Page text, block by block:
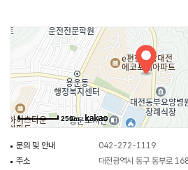
1호선 판암역을 이용할 수 있다. 주변에는 대전
세천공원 등이 있다.
250m
문의 및 안내
042-272-1119
주소
대전광역시 동구 동부로